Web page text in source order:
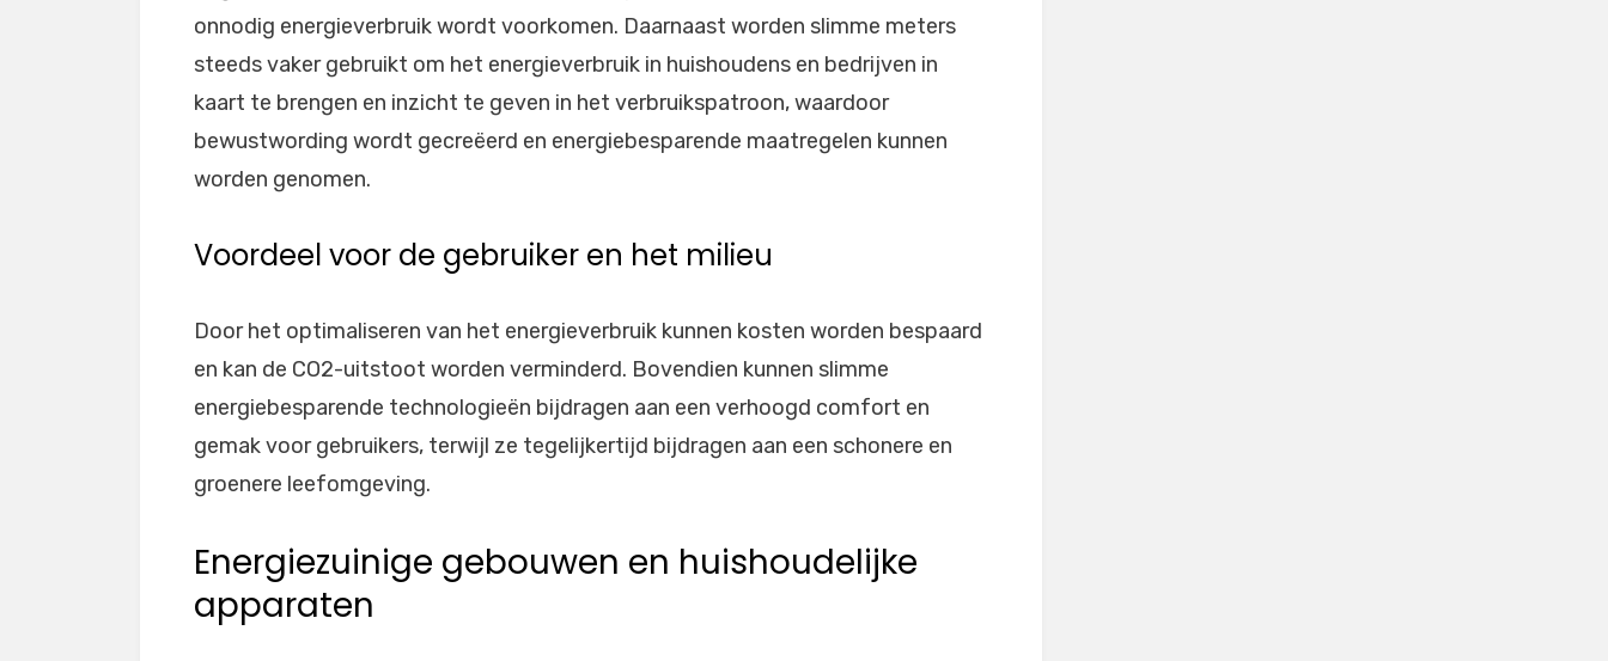
onnodig energieverbruik wordt voorkomen. Daarnaast worden slimme meters
steeds vaker gebruikt om het energieverbruik in huishoudens en bedrijven in
kaart te brengen en inzicht te geven in het verbruikspatroon, waardoor
bewustwording wordt gecreëerd en energiebesparende maatregelen kunnen
worden genomen.
Voordeel voor de gebruiker en het milieu
Door het optimaliseren van het energieverbruik kunnen kosten worden bespaard
en kan de CO2-uitstoot worden verminderd. Bovendien kunnen slimme
energiebesparende technologieën bijdragen aan een verhoogd comfort en
gemak voor gebruikers, terwijl ze tegelijkertijd bijdragen aan een schonere en
groenere leefomgeving.
Energiezuinige gebouwen en huishoudelijke
apparaten